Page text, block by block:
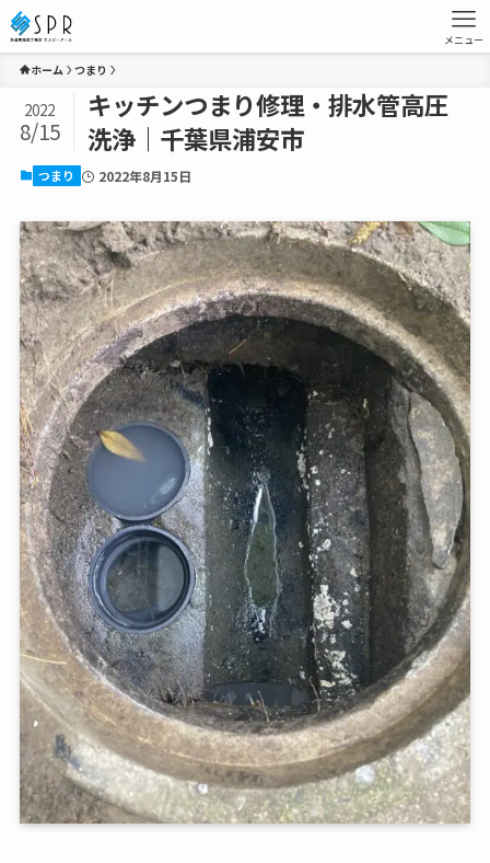
メニュー
ホーム つまり
キッチンつまり修理・排水管高圧
洗浄｜千葉県浦安市
2022
8/15
つまり 2022年8月15日